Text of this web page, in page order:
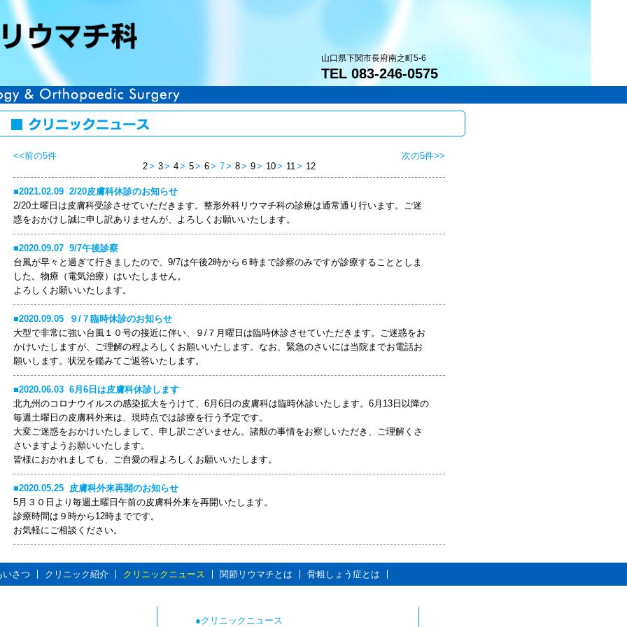
山口県下関市長府南之町5-6
TEL 083-246-0575
<<前の5件
2
3 4 5 6 7 8 9 10 11 12
次の5件>>
2021.02.09 2/20皮膚科休診のお知らせ
2/20土曜日は皮膚科受診させていただきます。整形外科リウマチ科の診療は通常通り行います。ご迷
惑をおかけし誠に申し訳ありませんが、よろしくお願いいたします。
2020.09.07 9/7午後診察
台風が早々と過ぎて行きましたので、9/7は午後2時から６時まで診察のみですが診療することとしま
した。物療（電気治療）はいたしません。
よろしくお願いいたします。
2020.09.05
９/７臨時休診のお知らせ
大型で非常に強い台風１０号の接近に伴い、９/７月曜日は臨時休診させていただきます。ご迷惑をお
かけいたしますが、ご理解の程よろしくお願いいたします。なお、緊急のさいには当院までお電話お
願いします。状況を鑑みてご返答いたします。
2020.06.03 6月6日は皮膚科休診します
北九州のコロナウイルスの感染拡大をうけて、6月6日の皮膚科は臨時休診いたします。6月13日以降の
毎週土曜日の皮膚科外来は、現時点では診療を行う予定です。
大変ご迷惑をおかけいたしまして、申し訳ございません。諸般の事情をお察しいただき、ご理解くさ
さいますようお願いいたします。
皆様におかれましても、ご自愛の程よろしくお願いいたします。
2020.05.25 皮膚科外来再開のお知らせ
5月３０日より毎週土曜日午前の皮膚科外来を再開いたします。
診療時間は９時から12時までです。
お気軽にご相談ください。
いさつ クリニック紹介 クリニックニュース 関節リウマチとは 骨粗しょう症とは
クリニックニュース